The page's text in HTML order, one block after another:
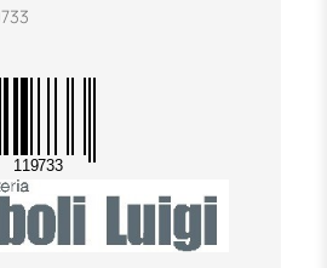
119733